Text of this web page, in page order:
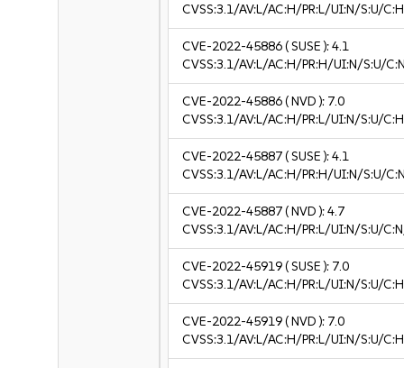
CVSS:3.1/AV:L/AC:H/PR:L/UI:N/S:U/
CVE-2022-45886( SUSE ):4.1
CVSS:3.1/AV:L/AC:H/PR:H/UI:N/S:U/
CVE-2022-45886( NVD ): 7.0
CVSS:3.1/AV:L/AC:H/PR:L/UI:N/S:U/
CVE-2022-45887( SUSE ):4.1
CVSS:3.1/AV:L/AC:H/PR:H/UI:N/S:U/
CVE-2022-45887( NVD ):4.7
CVSS:3.1/AV:L/AC:H/PR:L/UI:N/S:U/
CVE-2022-45919( SUSE ): 7.0
CVSS:3.1/AV:L/AC:H/PR:L/UI:N/S:U/
CVE-2022-45919( NVD ): 7.0
CVSS:3.1/AV:L/AC:H/PR:L/UI:N/S:U/